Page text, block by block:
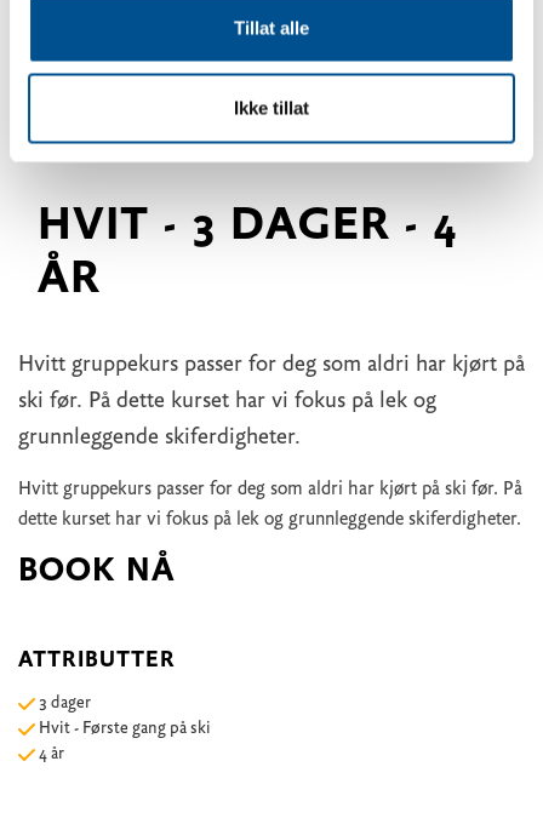
Tillat alle
Ikke tillat
HVIT - 3 DAGER - 4
ÅR
Hvitt gruppekurs passer for deg som aldri har kjørt på
ski før. På dette kurset har vi fokus på lek og
grunnleggende skiferdigheter.
Hvitt gruppekurs passer for deg som aldri har kjørt på ski før. På
dette kurset har vi fokus på lek og grunnleggende skiferdigheter.
BOOK NÅ
ATTRIBUTTER
3 dager
Hvit - Første gang på ski
4 år